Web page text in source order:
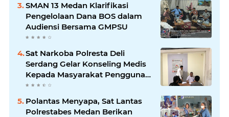
SMAN 13 Medan Klarifikasi
Pengelolaan Dana BOS dalam
Audiensi Bersama GMPSU
Sat Narkoba Polresta Deli
Serdang Gelar Konseling Medis
Kepada Masyarakat Pengguna
Narkotika di Posko Kampung
Bersih Narkoba
Polantas Menyapa, Sat Lantas
Polrestabes Medan Berikan